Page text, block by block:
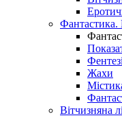
Фантастика.
Фентезі
Жахи
Вітчизняна